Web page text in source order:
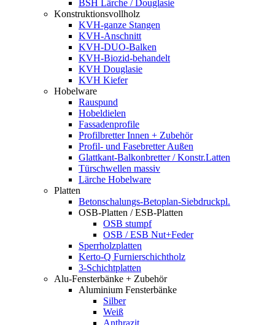
BSH Lärche / Douglasie
Konstruktionsvollholz
KVH-ganze Stangen
KVH-Anschnitt
KVH-DUO-Balken
KVH-Biozid-behandelt
KVH Douglasie
KVH Kiefer
Hobelware
Rauspund
Hobeldielen
Fassadenprofile
Profilbretter Innen + Zubehör
Profil- und Fasebretter Außen
Glattkant-Balkonbretter / Konstr.Latten
Türschwellen massiv
Lärche Hobelware
Platten
Betonschalungs-Betoplan-Siebdruckpl.
OSB-Platten / ESB-Platten
OSB stumpf
OSB / ESB Nut+Feder
Sperrholzplatten
Kerto-Q Furnierschichtholz
3-Schichtplatten
Alu-Fensterbänke + Zubehör
Aluminium Fensterbänke
Silber
Weiß